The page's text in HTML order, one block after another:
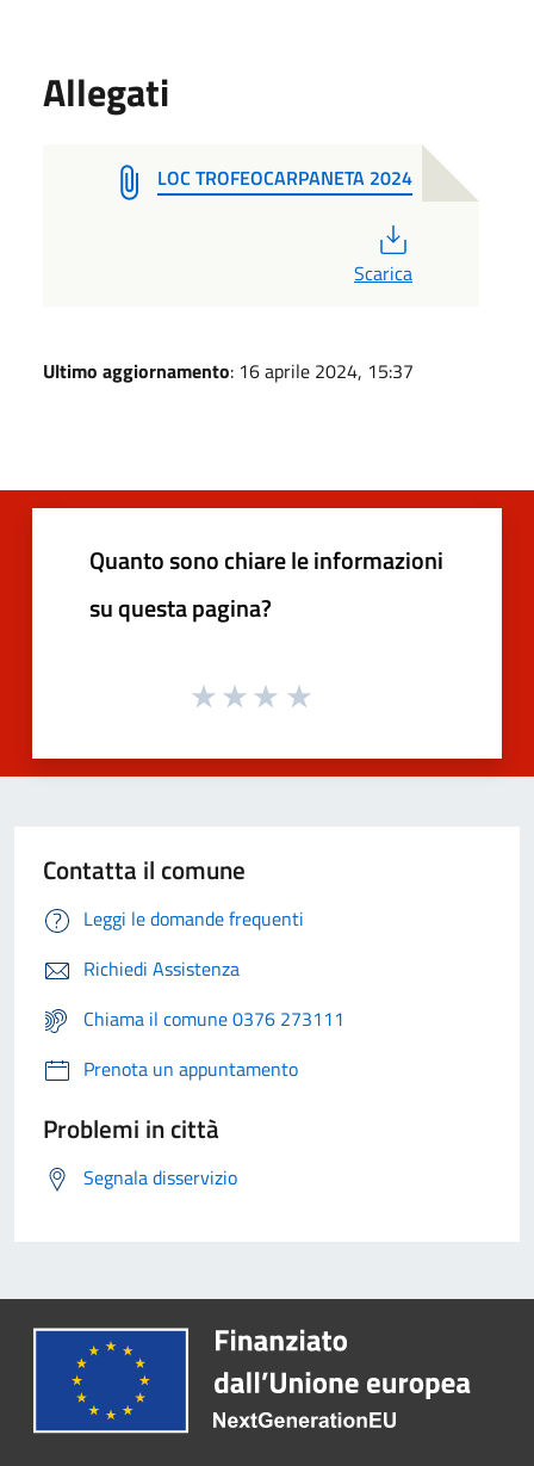
Allegati
LOC TROFEOCARPANETA 2024
Scarica
Ultimo aggiornamento: 16 aprile 2024, 15:37
Quanto sono chiare le informazioni
su questa pagina?
Contatta il comune
Leggi le domande frequenti
Richiedi Assistenza
Chiama il comune 0376 273111
Prenota un appuntamento
Problemi in città
Segnala disservizio